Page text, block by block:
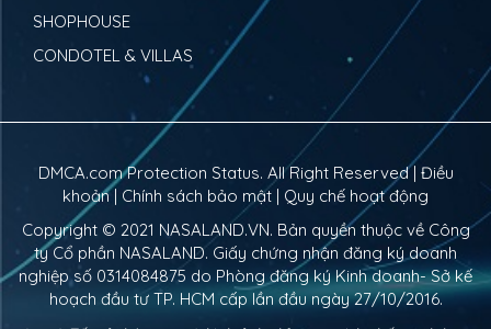
SHOPHOUSE
CONDOTEL & VILLAS
DMCA.com Protection Status. All Right Reserved | Điều
khoản| Chính sách bảo mật | Quy chế hoạt động
Copyright © 2021 NASALAND.VN. Bản quyền thuộc về Công
ty Cổ phần NASALAND. Giấy chứng nhận đăng ký doanh
nghiệp số 0314084875 do Phòng đăng ký Kinh doanh- Sở kế
hoạch đầu tư TP. HCM cấp lần đầu ngày 27/10/2016.